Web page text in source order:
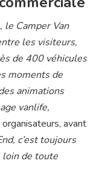
le Camper Van
les visiteurs,
de 400 véhicules
moments de
animations
vanlife,
avant
c’est toujours
loin de toute